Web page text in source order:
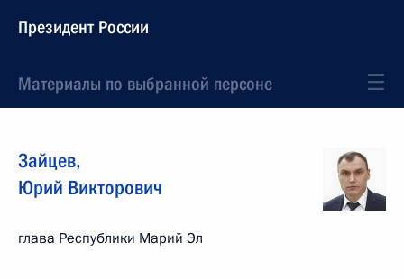
Президент России
Материалы по выбранной персоне
Зайцев,
Юрий Викторович
глава Республики Марий Эл